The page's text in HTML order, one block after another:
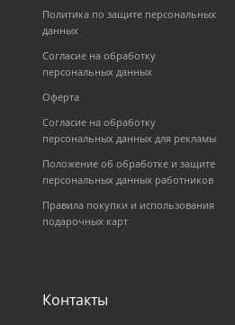
Политика по защите персональных
данных
Согласие на обработку
персональных данных
Оферта
Согласие на обработку
персональных данных для рекламы
Положение об обработке и защите
персональных данных работников
Правила покупки и использования
подарочных карт
Контакты